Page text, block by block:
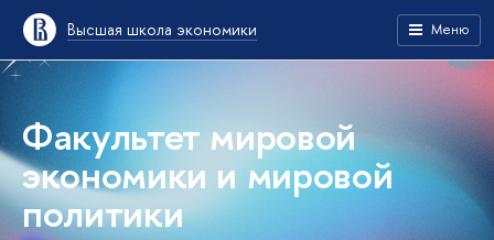
Высшая школа экономики Меню
Факультет мировой
экономики и мировой
политики